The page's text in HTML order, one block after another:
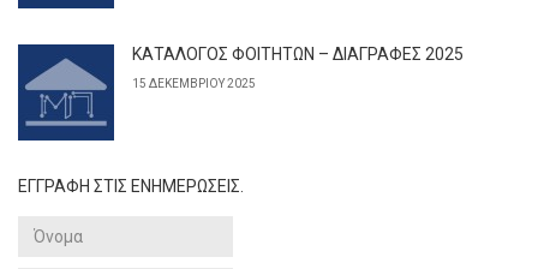
ΚΑΤΑΛΟΓΟΣ ΦΟΙΤΗΤΩΝ – ΔΙΑΓΡΑΦΕΣ 2025
15 ΔΕΚΕΜΒΡΊΟΥ 2025
ΕΓΓΡΑΦΗ ΣΤΙΣ ΕΝΗΜΕΡΩΣΕΙΣ.